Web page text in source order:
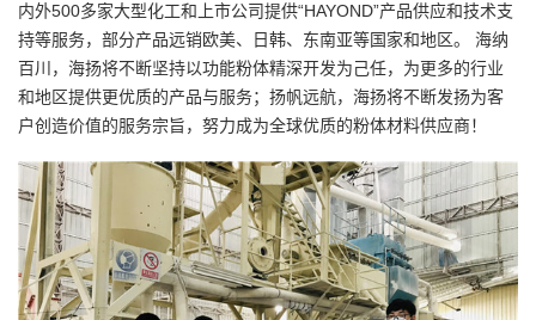
内外500多家大型化工和上市公司提供“HAYOND”产品供应和技术支
持等服务，部分产品远销欧美、日韩、东南亚等国家和地区。 海纳
百川，海扬将不断坚持以功能粉体精深开发为己任，为更多的行业
和地区提供更优质的产品与服务；扬帆远航，海扬将不断发扬为客
户创造价值的服务宗旨，努力成为全球优质的粉体材料供应商！